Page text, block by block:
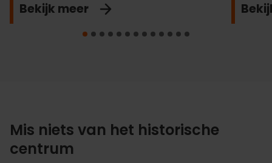
Bekijk meer
Mis niets van het historische
centrum